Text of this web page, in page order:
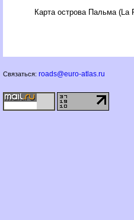
Карта острова Пальма (La
Связаться: roads@euro-atlas.ru